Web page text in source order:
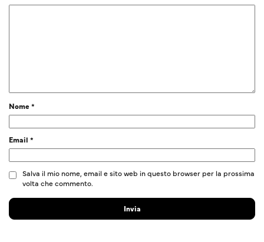
Nome*
Email *
Salva il mio nome, email e sito web in questo browser per la prossima
volta che commento.